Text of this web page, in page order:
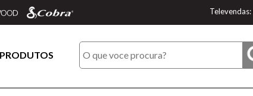
Televendas:
PRODUTOS